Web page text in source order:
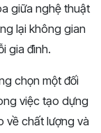
giữa nghệ thuật
lại không gian
gia đình.
chọn một đối
việc tạo dựng
về chất lượng và